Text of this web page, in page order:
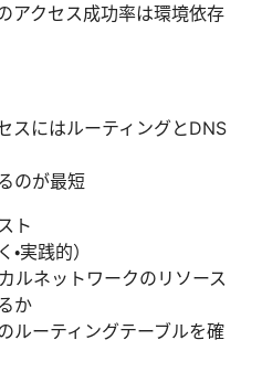
アクセス成功率は環境依存
スにはルーティングとDNS
のが最短
ト
実践的）
ルネットワークのリソース
か
ルーティングテーブルを確